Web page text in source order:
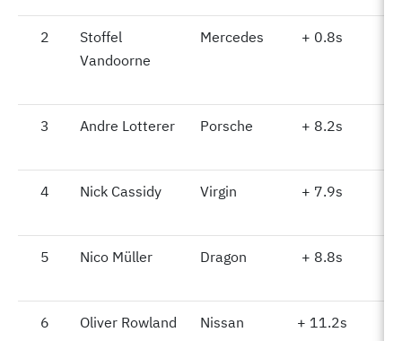
2
Stoffel
Vandoorne
Mercedes + 0.8s
3 Andre Lotterer Porsche + 8.2s
4 Nick Cassidy Virgin + 7.9s
5 Nico Müller Dragon + 8.8s
6 Oliver Rowland Nissan + 11.2s
2
3
4
5
6